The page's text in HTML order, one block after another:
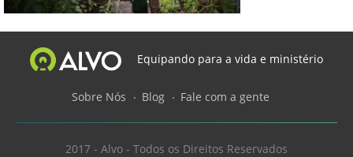
Equipando para a vida e ministério
Sobre Nós Blog Fale com a gente
2017 - Alvo - Todos os Direitos Reservados